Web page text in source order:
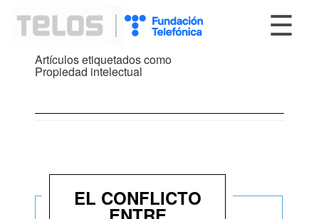
☰
Artículos etiquetados como
Propiedad intelectual
EL CONFLICTO